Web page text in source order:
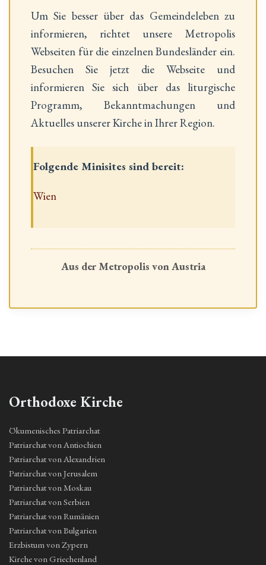
Um Sie besser über das Gemeindeleben zu
informieren, richtet unsere Metropolis
Webseiten für die einzelnen Bundesländer ein.
Besuchen Sie jetzt die Webseite und
informieren Sie sich über das liturgische
Programm, Bekanntmachungen und
Aktuelles unserer Kirche in Ihrer Region.
Folgende Minisites sind bereit:
Wien
Aus der Metropolis von Austria
Orthodoxe Kirche
Ökumenisches Patriarchat
Patriarchat von Antiochien
Patriarchat von Alexandrien
Patriarchat von Jerusalem
Patriarchat von Moskau
Patriarchat von Serbien
Patriarchat von Rumänien
Patriarchat von Bulgarien
Erzbistum von Zypern
Kirche von Griechenland